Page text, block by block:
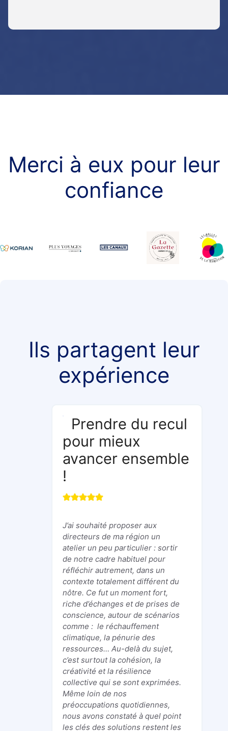
Merci à eux pour leur
confiance
Ils partagent leur
expérience
Prendre du recul
pour mieux
avancer ensemble
!
J’ai souhaité proposer aux
directeurs de ma région un
atelier un peu particulier : sortir
de notre cadre habituel pour
réfléchir autrement, dans un
contexte totalement différent du
nôtre. Ce fut un moment fort,
riche d’échanges et de prises de
conscience, autour de scénarios
comme : le réchauffement
climatique, la pénurie des
ressources… Au-delà du sujet,
c’est surtout la cohésion, la
créativité et la résilience
collective qui se sont exprimées.
Même loin de nos
préoccupations quotidiennes,
nous avons constaté à quel point
les clés des solutions restent les